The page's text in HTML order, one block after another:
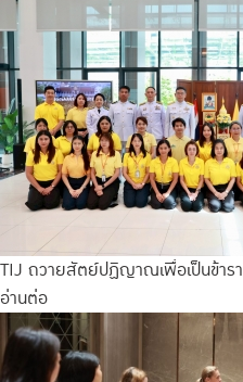
TIJ ถวายสัตย์ปฏิญาณเพื่อเป็นข้าร
อ่านต่อ